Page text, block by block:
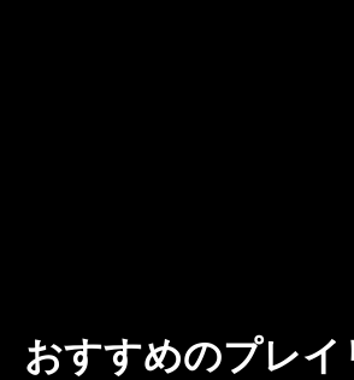
おすすめのプレイ